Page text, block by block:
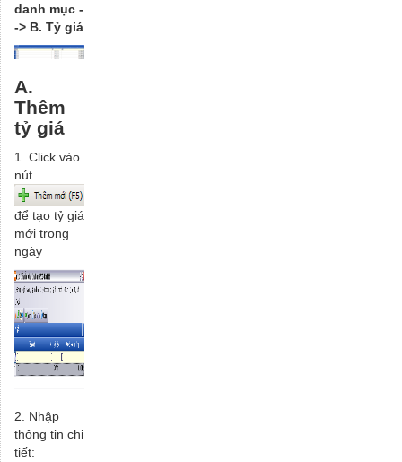
danh mục -
-> B. Tỷ giá
A.
Thêm
tỷ giá
1. Click vào
nút
để tạo tỷ giá
mới trong
ngày
2. Nhập
thông tin chi
tiết: